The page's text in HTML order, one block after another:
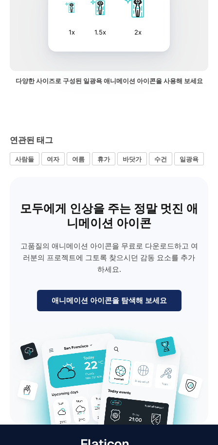
1x 1.5x 2x
다양한 사이즈로 구성된 일광욕 애니메이션 아이콘을 사용해 보세요
연관된 태그
사람들 여자 여름 휴가 바닷가 수건 일광욕
모두에게 인상을 주는 정말 멋진 애
니메이션 아이콘
고품질의 애니메이션 아이콘을 무료로 다운로드하고 여
러분의 프로젝트에 그토록 찾으시던 감동 요소를 추가
하세요.
애니메이션 아이콘을 탐색해 보세요